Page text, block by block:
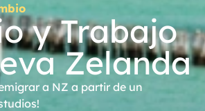
y Trabajo
Zelanda
a NZ a partir de un